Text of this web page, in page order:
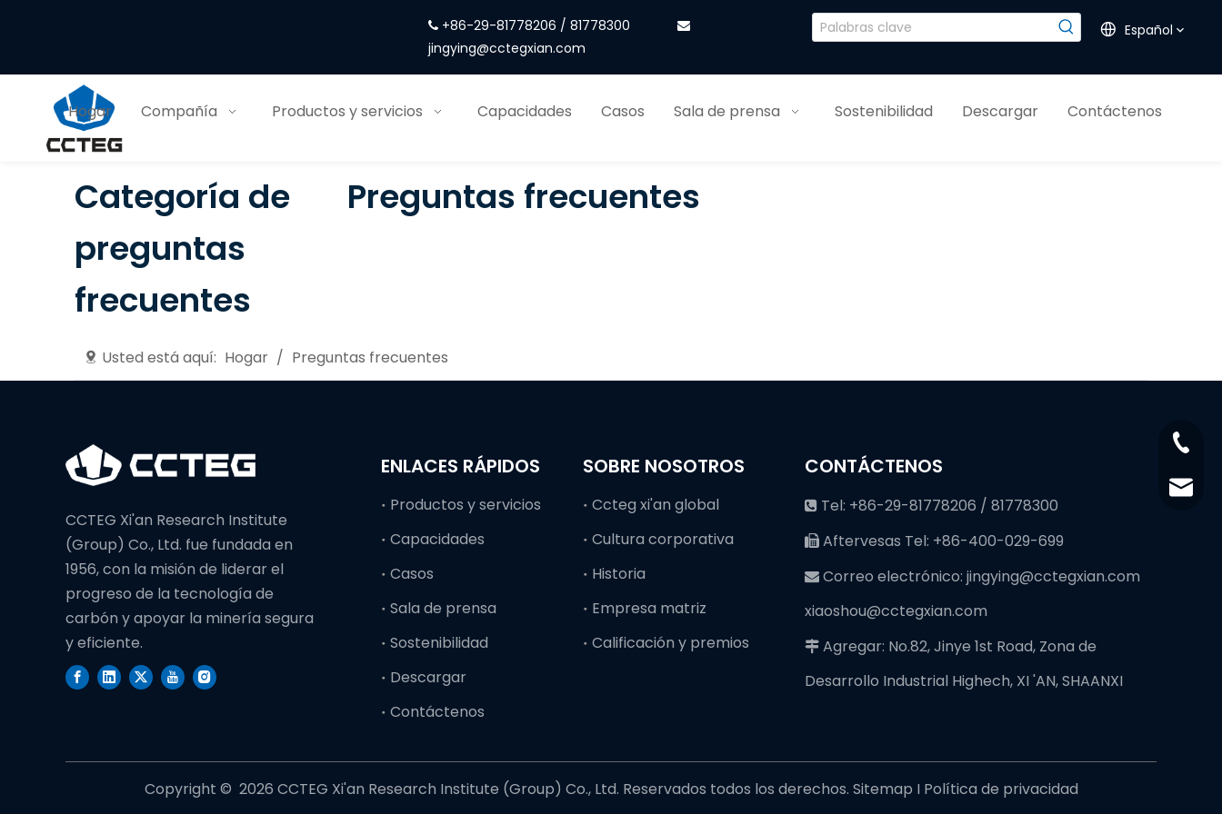
 +86-29-81778206 / 81778300
jingying@cctegxian.com
Español
Hogar Compañía Productos y servicios Capacidades Casos Sala de prensa Sostenibilidad Descargar Contáctenos
Categoría de
preguntas
frecuentes
Preguntas frecuentes
Usted está aquí: Hogar / Preguntas frecuentes
CCTEG Xi'an Research Institute
(Group) Co., Ltd. fue fundada en
1956, con la misión de liderar el
progreso de la tecnología de
carbón y apoyar la minería segura
y eficiente.
ENLACES RÁPIDOS
Productos y servicios
Capacidades
Casos
Sala de prensa
Sostenibilidad
Descargar
Contáctenos
SOBRE NOSOTROS
Ccteg xi'an global
Cultura corporativa
Historia
Empresa matriz
Calificación y premios
+86-
+86-
CONTÁCTENOS
 Tel: +86-29-81778206 / 81778300
 Aftervesas Tel: +86-400-029-699
 Correo electrónico:jingying@cctegxian.com
xiaoshou@cctegxian.com
 Agregar: No.82, Jinye 1st Road, Zona de
Desarrollo Industrial Highech, XI 'AN, SHAANXI
Copyright © ️ 2026 CCTEG Xi'an Research Institute (Group) Co., Ltd. Reservados todos los derechos. Sitemap I Política de privacidad